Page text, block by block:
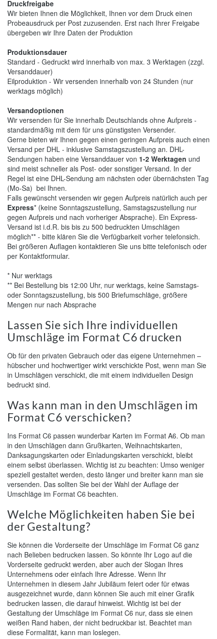
Druckfreigabe
Wir bieten Ihnen die Möglichkeit, Ihnen vor dem Druck einen
Probeausdruck per Post zuzusenden. Erst nach Ihrer Freigabe
übergeben wir Ihre Daten der Produktion
Produktionsdauer
Standard - Gedruckt wird innerhalb von max. 3 Werktagen (zzgl.
Versanddauer)
Eilproduktion - Wir versenden innerhalb von 24 Stunden (nur
werktags möglich)
Versandoptionen
Wir versenden für Sie innerhalb Deutschlands ohne Aufpreis -
standardmäßig mit dem für uns günstigsten Versender.
Gerne bieten wir Ihnen gegen einen geringen Aufpreis auch einen
Versand per DHL - inklusive Samstagszustellung an. DHL-
Sendungen haben eine Versanddauer von 1-2 Werktagen und
sind meist schneller als Post- oder sonstiger Versand. In der
Regel ist eine DHL-Sendung am nächsten oder übernächsten Tag
(Mo-Sa) bei Ihnen.
Falls gewünscht versenden wir gegen Aufpreis natürlich auch per
Express* (keine Sonntagszustellung, Samstagszustellung nur
gegen Aufpreis und nach vorheriger Absprache). Ein Express-
Versand ist i.d.R. bis bis zu 500 bedruckten Umschlägen
möglich** - bitte klären Sie die Verfügbarkeit vorher telefonsich.
Bei größeren Auflagen kontaktieren Sie uns bitte telefonisch oder
per Kontaktformular.
* Nur werktags
** Bei Bestellung bis 12:00 Uhr, nur werktags, keine Samstags-
oder Sonntagszustellung, bis 500 Briefumschläge, größere
Mengen nur nach Absprache
Lassen Sie sich Ihre individuellen
Umschläge im Format C6 drucken
Ob für den privaten Gebrauch oder das eigene Unternehmen –
hübscher und hochwertiger wirkt verschickte Post, wenn man Sie
in Umschlägen verschickt, die mit einem individuellen Design
bedruckt sind.
Was kann man in den Umschlägen im
Format C6 verschicken?
Ins Format C6 passen wunderbar Karten im Format A6. Ob man
in den Umschlägen dann Grußkarten, Weihnachtskarten,
Danksagungskarten oder Einladungskarten verschickt, bleibt
einem selbst überlassen. Wichtig ist zu beachten: Umso weniger
speziell gestaltet werden, desto länger und breiter kann man sie
versenden. Das sollten Sie bei der Wahl der Auflage der
Umschläge im Format C6 beachten.
Welche Möglichkeiten haben Sie bei
der Gestaltung?
Sie können die Vorderseite der Umschläge im Format C6 ganz
nach Belieben bedrucken lassen. So könnte Ihr Logo auf die
Vorderseite gedruckt werden, aber auch der Slogan Ihres
Unternehmens oder einfach Ihre Adresse. Wenn Ihr
Unternehmen in diesem Jahr Jubiläum feiert oder für etwas
ausgezeichnet wurde, dann können Sie auch mit einer Grafik
bedrucken lassen, die darauf hinweist. Wichtig ist bei der
Gestaltung der Umschläge im Format C6 nur, dass sie einen
weißen Rand haben, der nicht bedruckbar ist. Beachtet man
diese Formalität, kann man loslegen.